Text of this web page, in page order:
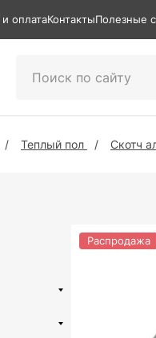
оплатаКонтактыПолезные
Теплый пол Скотч
Распродажа